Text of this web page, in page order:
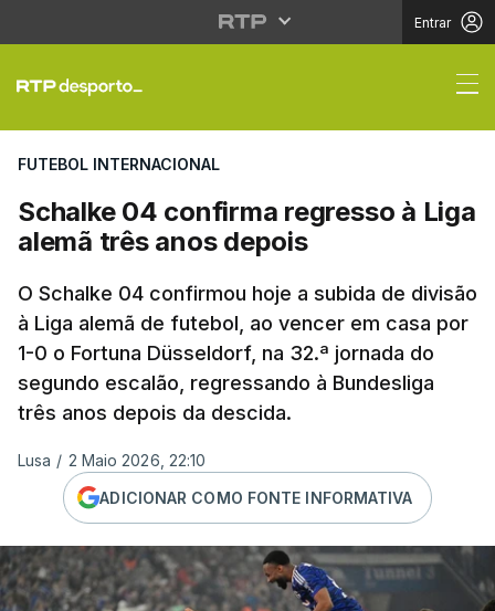
Entrar
Schalke 04 confirma
FUTEBOL INTERNACIONAL
Schalke 04 confirma regresso à Liga
alemã três anos depois
O Schalke 04 confirmou hoje a subida de divisão
à Liga alemã de futebol, ao vencer em casa por
1-0 o Fortuna Düsseldorf, na 32.ª jornada do
segundo escalão, regressando à Bundesliga
três anos depois da descida.
Lusa / 2 Maio 2026, 22:10
ADICIONAR COMO FONTE INFORMATIVA